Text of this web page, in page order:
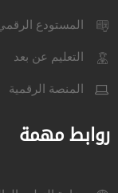
المستودع
التعليم عن بعد
المنصة الرقمية
روابط مهمة